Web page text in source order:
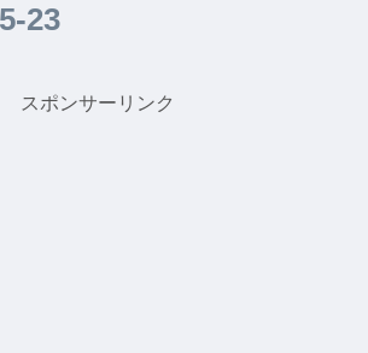
23
スポンサーリンク